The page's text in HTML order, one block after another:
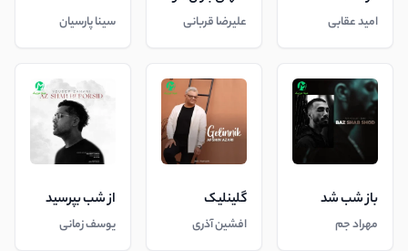
امید عقابی علیرضا قربانی سینا پارسیان
باز شب شد
مهراد جم
گلینلیک
افشین آذری
از شب بپرسید
یوسف زمانی